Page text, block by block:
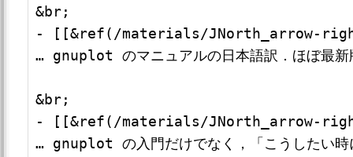
&br;
- [[&ref(/materials/JNorth_arrow-
… gnuplot のマニュアルの日本語訳．ほぼ最新
&br;
- [[&ref(/materials/JNorth_arrow-
… gnuplot の入門だけでなく，「こうしたい時